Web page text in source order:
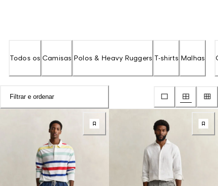
Todos os Camisas Polos & Heavy Ruggers T-shirts Malhas
Filtrar e ordenar